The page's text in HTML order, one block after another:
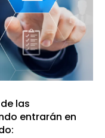
las
entrarán en